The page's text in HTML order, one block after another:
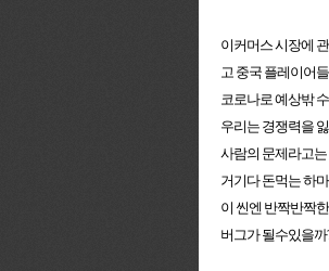
이커머스 시장에
고 중국 플레이어
코로나로 예상밖
우리는 경쟁력을
사람의 문제라고
거기다 돈먹는 하
이 씬엔 반짝반짝
버그가 될수있을까